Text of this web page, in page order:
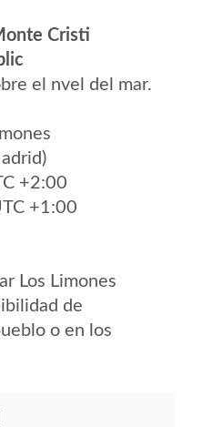
Cristi
el nvel del mar.
+2:00
+1:00
Los Limones
de
o en los